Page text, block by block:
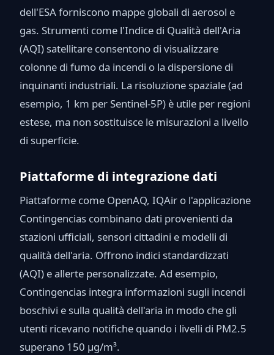
dell'ESA forniscono mappe globali di aerosol e
gas. Strumenti come l'Indice di Qualità dell'Aria
(AQI) satellitare consentono di visualizzare
colonne di fumo da incendi o la dispersione di
inquinanti industriali. La risoluzione spaziale (ad
esempio, 1 km per Sentinel-5P) è utile per regioni
estese, ma non sostituisce le misurazioni a livello
di superficie.
Piattaforme di integrazione dati
Piattaforme come OpenAQ, IQAir o l'applicazione
Contingencias combinano dati provenienti da
stazioni ufficiali, sensori cittadini e modelli di
qualità dell'aria. Offrono indici standardizzati
(AQI) e allerte personalizzate. Ad esempio,
Contingencias integra informazioni sugli incendi
boschivi e sulla qualità dell'aria in modo che gli
utenti ricevano notifiche quando i livelli di PM2.5
superano 150 µg/m³.